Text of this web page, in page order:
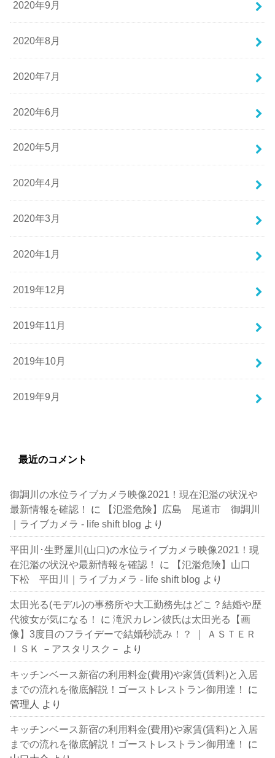
2020年9月
2020年8月
2020年7月
2020年6月
2020年5月
2020年4月
2020年3月
2020年1月
2019年12月
2019年11月
2019年10月
2019年9月
最近のコメント
御調川の水位ライブカメラ映像2021！現在氾濫の状況や
最新情報を確認！
に
【氾濫危険】広島 尾道市 御調川
｜ライブカメラ - life shift blog より
平田川･生野屋川(山口)の水位ライブカメラ映像2021！現
在氾濫の状況や最新情報を確認！
に
【氾濫危険】山口
下松 平田川｜ライブカメラ - life shift blog より
太田光る(モデル)の事務所や大工勤務先はどこ？結婚や歴
代彼女が気になる！
に滝沢カレン彼氏は太田光る【画
像】3度目のフライデーで結婚秒読み！？ ｜ ＡＳＴＥＲ
ＩＳＫ －アスタリスク－ より
キッチンベース新宿の利用料金(費用)や家賃(賃料)と入居
までの流れを徹底解説！ゴーストレストラン御用達！
に
管理人 より
キッチンベース新宿の利用料金(費用)や家賃(賃料)と入居
までの流れを徹底解説！ゴーストレストラン御用達！
に